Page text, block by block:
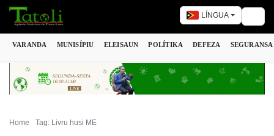
LÍNGUA
VARANDA MUNISÍPIU ELEISAUN POLÍTIKA DEFEZA SEGURANSA
Home Tag: Livru husi ME